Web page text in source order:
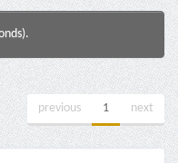
previous 1 next